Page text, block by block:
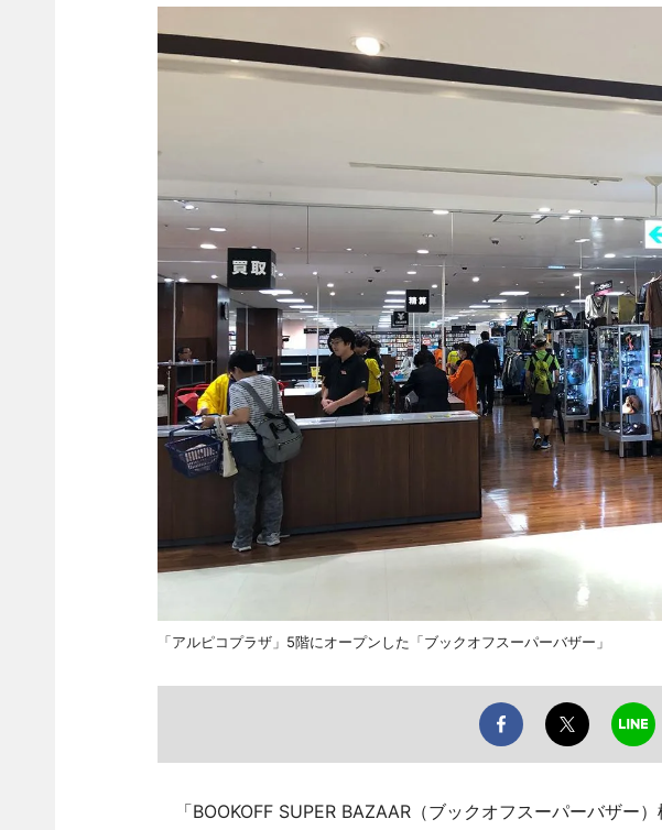
「アルピコプラザ」5階にオープンした「ブックオフスーパーバザー」
「BOOKOFF SUPER BAZAAR（ブックオフスーパーバザー